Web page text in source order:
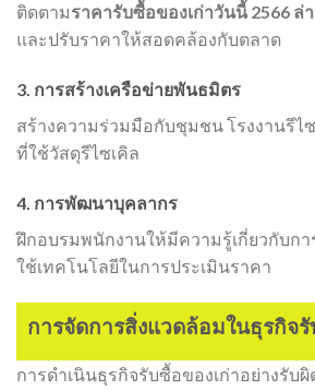
ติดตามราคารับซื้อของเก่าวันนี้ 2566 ล่
และปรับราคาให้สอดคล้องกับตลาด
3. การสร้างเครือข่ายพันธมิตร
สร้างความร่วมมือกับชุมชน โรงงานรีไ
ที่ใช้วัสดุรีไซเคิล
4. การพัฒนาบุคลากร
ฝึกอบรมพนักงานให้มีความรู้เกี่ยวกับก
ใช้เทคโนโลยีในการประเมินราคา
การจัดการสิ่งแวดล้อมในธุรกิจ
การดำเนินธุรกิจรับซื้อของเก่าอย่างรับ